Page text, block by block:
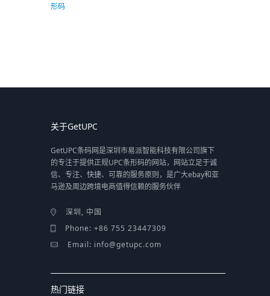
关于GetUPC
GetUPC条码网是深圳市易派智能科技有限公司旗下
的专注于提供正规UPC条形码的网站，网站立足于诚
信、专注、快捷、可靠的服务原则，是广大ebay和亚
马逊及周边跨境电商值得信赖的服务伙伴
深圳, 中国
Phone: +86 755 23447309
Email: info@getupc.com
热门链接